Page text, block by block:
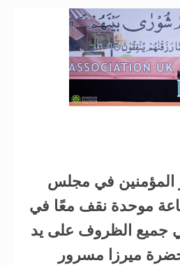
المؤمنين في مجلس
موحدة نقف معًا في
جميع الظروف على يد
ميرزا مسرور